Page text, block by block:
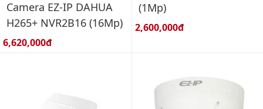
Camera EZ-IP DAHUA
H265+ NVR2B16 (16Mp)
Giá bán:
6,620,000đ
(1Mp)
Giá bán:
2,600,000đ